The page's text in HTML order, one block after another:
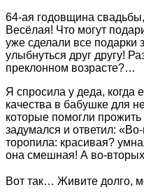
64-ая годовщина
Весёлая! Что могут
уже сделали все подарки
улыбнуться друг другу!
преклонном возрасте?…
Я спросила у деда, когда
качества в бабушке для
которые помогли
задумался и ответил:
торопила: красивая?
она смешная! А во-
Вот так… Живите